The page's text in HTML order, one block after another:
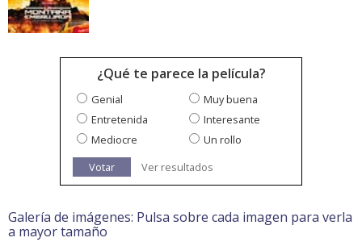
¿Qué te parece la película?
Genial
Muy buena
Entretenida
Interesante
Mediocre
Un rollo
Votar
Ver resultados
Galería de imágenes: Pulsa sobre cada imagen para verla
a mayor tamaño